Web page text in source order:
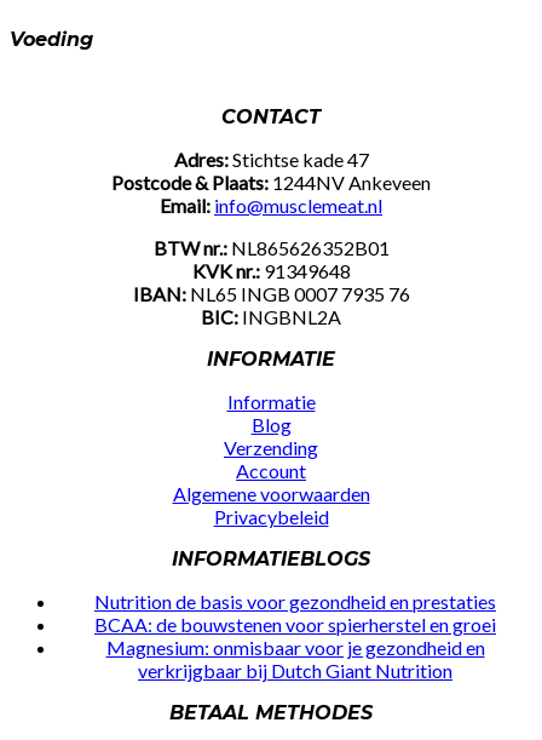
Voeding
CONTACT
Adres:Stichtse kade 47
Postcode & Plaats: 1244NV Ankeveen
Email: info@musclemeat.nl
BTW nr.:NL865626352B01
KVK nr.:91349648
IBAN:NL65 INGB 0007 7935 76
BIC: INGBNL2A
INFORMATIE
Informatie
Blog
Verzending
Account
Algemene voorwaarden
Privacybeleid
INFORMATIEBLOGS
Nutrition de basis voor gezondheid en prestaties
BCAA: de bouwstenen voor spierherstel en groei
Magnesium: onmisbaar voor je gezondheid en
verkrijgbaar bij Dutch Giant Nutrition
BETAAL METHODES